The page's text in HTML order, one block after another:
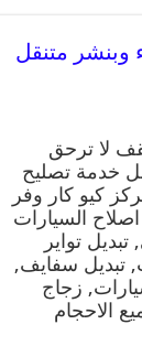
رقم كهرباء وبنشر متنقل
لا ترحق
خدمة تصليح
كيو كار وفر
السيارات
تواير
تبديل سفايف,
زجاج
الاحجام